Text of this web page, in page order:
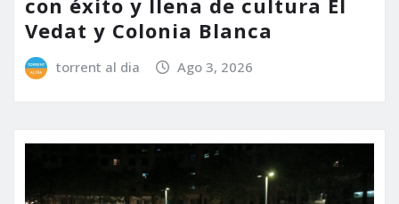
con éxito y llena de cultura El
Vedat y Colonia Blanca
torrent al dia Ago 3, 2026